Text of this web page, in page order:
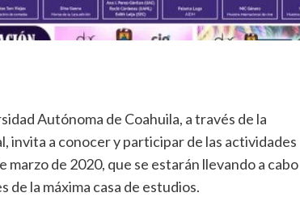
Autónoma de Coahuila, a través de la
invita a conocer y participar de las actividades
de 2020, que se estarán llevando a cabo
la máxima casa de estudios.